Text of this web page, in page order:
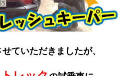
ていただきましたが、